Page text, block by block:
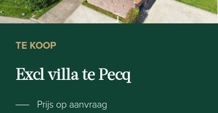
TE KOOP
Excl villa te Pecq
Prijs op aanvraag